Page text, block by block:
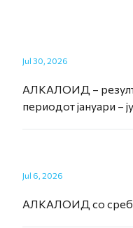
Jul 30, 2026
АЛКАЛОИД –
периодот јануари –
Jul 6, 2026
АЛКАЛОИД со